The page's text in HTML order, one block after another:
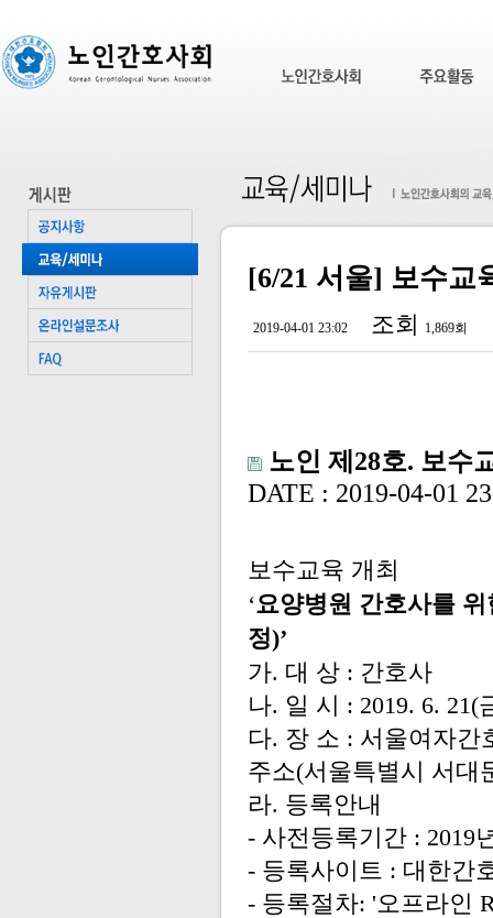
[6/21 서울] 보수교
2019-04-01 23:02 조회 1,869회
노인 제28호. 보수
DATE : 2019-04-01
보수교육 개최
‘요양병원 간호사를
정)’
가. 대 상 : 간호사
나. 일 시 : 2019. 6. 21(
다. 장 소 : 서울여자간
주소(서울특별시 서대
라. 등록안내
- 사전등록기간 : 2019
- 등록사이트 : 대한간
- 등록절차: '오프라인